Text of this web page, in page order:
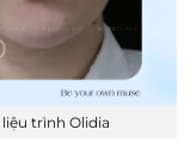
trình Olidia